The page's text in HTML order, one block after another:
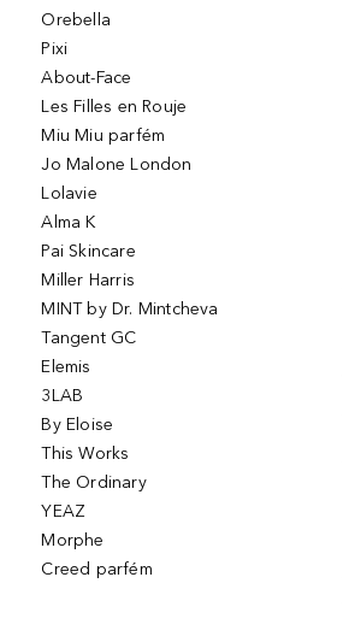
Orebella
Pixi
About-Face
Les Filles en Rouje
Miu Miu parfém
Jo Malone London
Lolavie
Alma K
Pai Skincare
Miller Harris
MINT by Dr. Mintcheva
Tangent GC
Elemis
3LAB
By Eloise
This Works
The Ordinary
YEAZ
Morphe
Creed parfém